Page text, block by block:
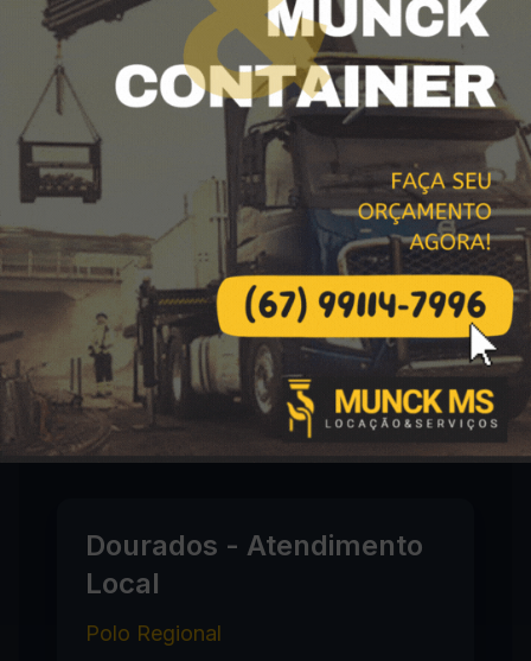
umidificações de solo ou grandes
aterros na região.
Atendimento de
Caminhão Pipa 10
Mil Litros em
Dourados e Região
Dourados - Atendimento
Local
Polo Regional